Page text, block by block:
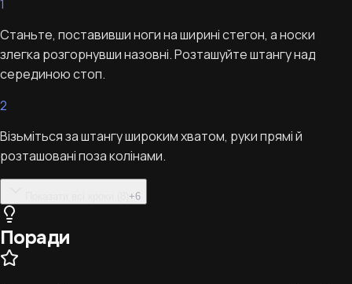
1
Станьте, поставивши ноги на ширині стегон, а носки
злегка розгорнувши назовні. Розташуйте штангу над
серединою стоп.
2
Візьміться за штангу широким хватом, руки прямі й
розташовані поза колінами.
+6
Поради